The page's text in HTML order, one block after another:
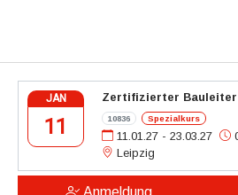
JAN
11
Zertifizierter Bauleiter
10836 Spezialkurs
11.01.27 - 23.03.27
Leipzig
Anmeldung